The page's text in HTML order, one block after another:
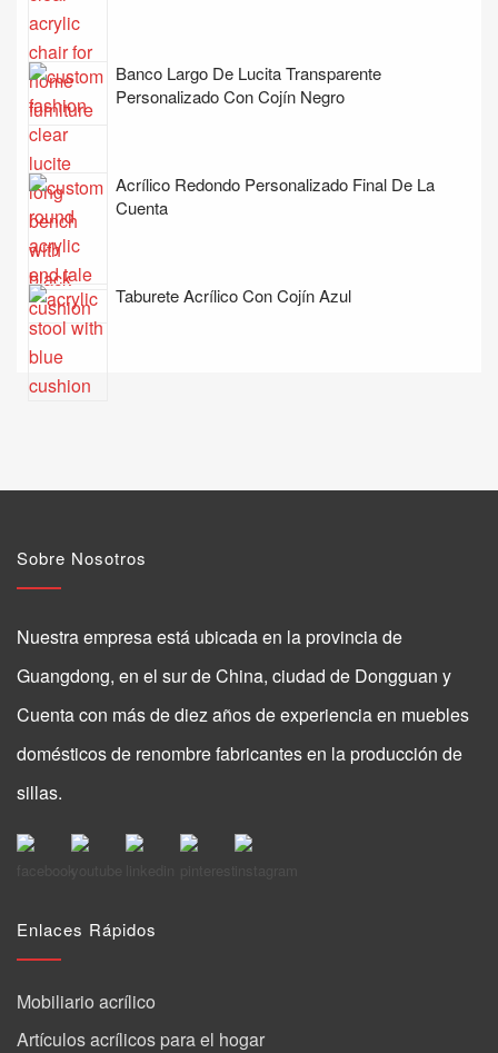
Banco Largo De Lucita Transparente
Personalizado Con Cojín Negro
Acrílico Redondo Personalizado Final De La
Cuenta
Taburete Acrílico Con Cojín Azul
Sobre Nosotros
Nuestra empresa está ubicada en la provincia de
Guangdong, en el sur de China, ciudad de Dongguan y
Cuenta con más de diez años de experiencia en muebles
domésticos de renombre fabricantes en la producción de
sillas.
Enlaces Rápidos
Mobiliario acrílico
Artículos acrílicos para el hogar